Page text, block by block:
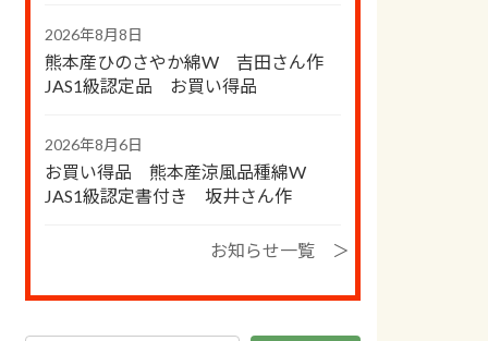
2026年8月8日
熊本産ひのさやか綿W 吉田さん作
JAS1級認定品 お買い得品
2026年8月6日
お買い得品 熊本産涼風品種綿W
JAS1級認定書付き 坂井さん作
お知らせ一覧 ＞